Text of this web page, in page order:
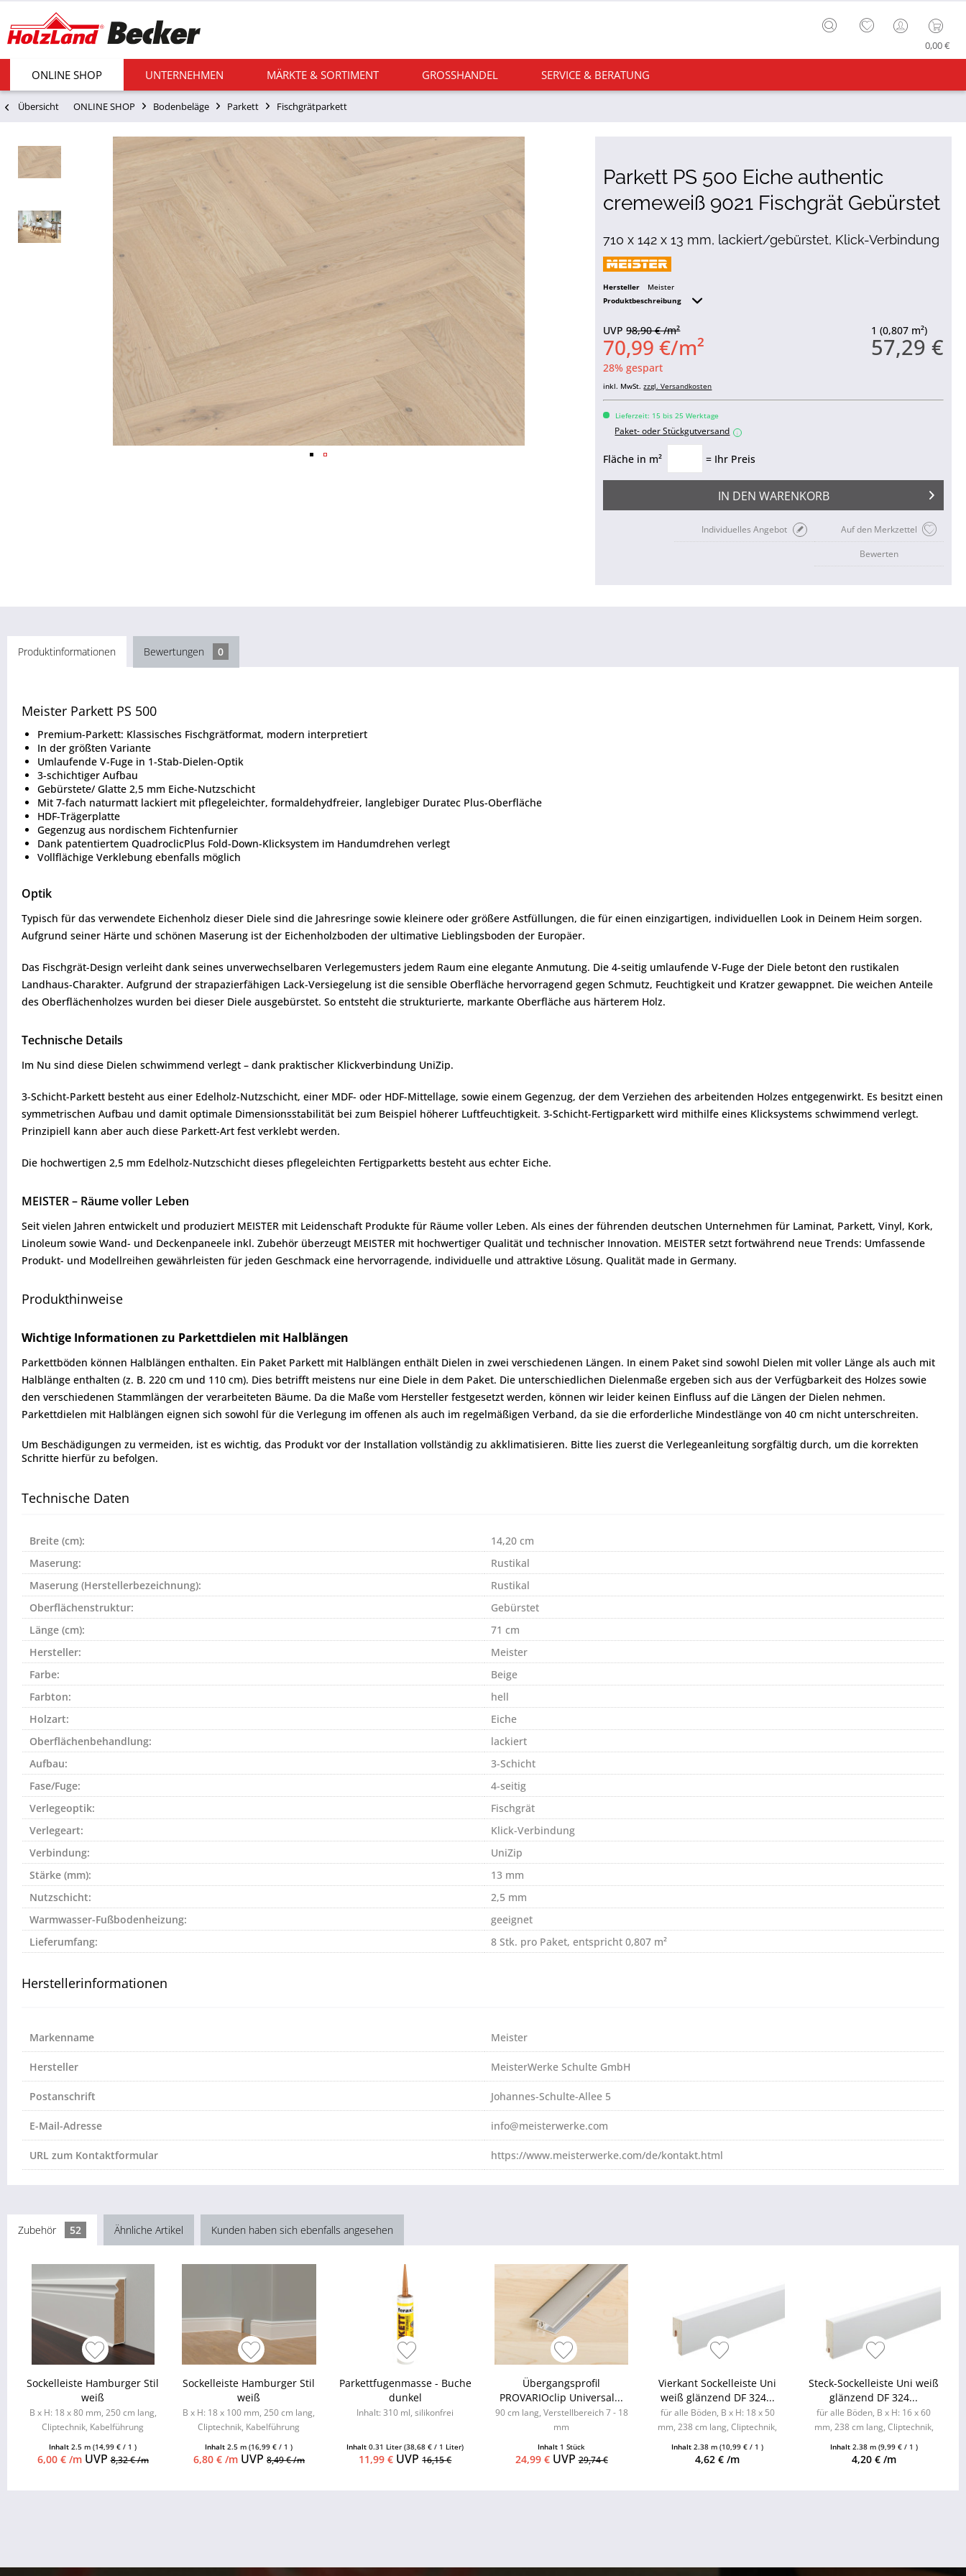
0,00 €
ONLINE SHOP UNTERNEHMEN MÄRKTE & SORTIMENT GROSSHANDEL SERVICE & BERATUNG
Übersicht ONLINE SHOP Bodenbeläge Parkett Fischgrätparkett
Parkett PS 500 Eiche authentic
cremeweiß 9021 Fischgrät Gebürstet
710 x 142 x 13 mm, lackiert/gebürstet, Klick-Verbindung
Hersteller
Meister
Produktbeschreibung
1 (0,807 m²)
57,29 €
UVP98,90 € /m²
70,99 €/m²
28% gespart
inkl. MwSt.zzgl. Versandkosten
Lieferzeit: 15 bis 25 Werktage
Paket- oder Stückgutversand i
Fläche in m² = Ihr Preis
IN DEN WARENKORB
Auf den Merkzettel
Individuelles Angebot
Bewerten
Produktinformationen Bewertungen 0
Meister Parkett PS 500
Premium-Parkett: Klassisches Fischgrätformat, modern interpretiert
In der größten Variante
Umlaufende V-Fuge in 1-Stab-Dielen-Optik
3-schichtiger Aufbau
Gebürstete/ Glatte 2,5 mm Eiche-Nutzschicht
Mit 7-fach naturmatt lackiert mit pflegeleichter, formaldehydfreier, langlebiger Duratec Plus-Oberfläche
HDF-Trägerplatte
Gegenzug aus nordischem Fichtenfurnier
Dank patentiertem QuadroclicPlus Fold-Down-Klicksystem im Handumdrehen verlegt
Vollflächige Verklebung ebenfalls möglich
Optik
Typisch für das verwendete Eichenholz dieser Diele sind die Jahresringe sowie kleinere oder größere Astfüllungen, die für einen einzigartigen, individuellen Look in Deinem Heim sorgen.
Aufgrund seiner Härte und schönen Maserung ist der Eichenholzboden der ultimative Lieblingsboden der Europäer.
Das Fischgrät-Design verleiht dank seines unverwechselbaren Verlegemusters jedem Raum eine elegante Anmutung. Die 4-seitig umlaufende V-Fuge der Diele betont den rustikalen
Landhaus-Charakter. Aufgrund der strapazierfähigen Lack-Versiegelung ist die sensible Oberfläche hervorragend gegen Schmutz, Feuchtigkeit und Kratzer gewappnet. Die weichen Anteile
des Oberflächenholzes wurden bei dieser Diele ausgebürstet. So entsteht die strukturierte, markante Oberfläche aus härterem Holz.
Technische Details
Im Nu sind diese Dielen schwimmend verlegt – dank praktischer Klickverbindung UniZip.
3-Schicht-Parkett besteht aus einer Edelholz-Nutzschicht, einer MDF- oder HDF-Mittellage, sowie einem Gegenzug, der dem Verziehen des arbeitenden Holzes entgegenwirkt. Es besitzt einen
symmetrischen Aufbau und damit optimale Dimensionsstabilität bei zum Beispiel höherer Luftfeuchtigkeit. 3-Schicht-Fertigparkett wird mithilfe eines Klicksystems schwimmend verlegt.
Prinzipiell kann aber auch diese Parkett-Art fest verklebt werden.
Die hochwertigen 2,5 mm Edelholz-Nutzschicht dieses pflegeleichten Fertigparketts besteht aus echter Eiche.
MEISTER – Räume voller Leben
Seit vielen Jahren entwickelt und produziert MEISTER mit Leidenschaft Produkte für Räume voller Leben. Als eines der führenden deutschen Unternehmen für Laminat, Parkett, Vinyl, Kork,
Linoleum sowie Wand- und Deckenpaneele inkl. Zubehör überzeugt MEISTER mit hochwertiger Qualität und technischer Innovation. MEISTER setzt fortwährend neue Trends: Umfassende
Produkt- und Modellreihen gewährleisten für jeden Geschmack eine hervorragende, individuelle und attraktive Lösung. Qualität made in Germany.
Produkthinweise
Wichtige Informationen zu Parkettdielen mit Halblängen
Parkettböden können Halblängen enthalten. Ein Paket Parkett mit Halblängen enthält Dielen in zwei verschiedenen Längen. In einem Paket sind sowohl Dielen mit voller Länge als auch mit
Halblänge enthalten (z. B. 220 cm und 110 cm). Dies betrifft meistens nur eine Diele in dem Paket. Die unterschiedlichen Dielenmaße ergeben sich aus der Verfügbarkeit des Holzes sowie
den verschiedenen Stammlängen der verarbeiteten Bäume. Da die Maße vom Hersteller festgesetzt werden, können wir leider keinen Einfluss auf die Längen der Dielen nehmen.
Parkettdielen mit Halblängen eignen sich sowohl für die Verlegung im offenen als auch im regelmäßigen Verband, da sie die erforderliche Mindestlänge von 40 cm nicht unterschreiten.
Um Beschädigungen zu vermeiden, ist es wichtig, das Produkt vor der Installation vollständig zu akklimatisieren. Bitte lies zuerst die Verlegeanleitung sorgfältig durch, um die korrekten
Schritte hierfür zu befolgen.
Technische Daten
Breite (cm):
14,20 cm
Maserung:
Rustikal
Maserung (Herstellerbezeichnung):
Rustikal
Oberflächenstruktur:
Gebürstet
Länge (cm):
71 cm
Hersteller:
Meister
Farbe:
Beige
Farbton:
hell
Holzart:
Eiche
Oberflächenbehandlung:
lackiert
Aufbau:
3-Schicht
Fase/Fuge:
4-seitig
Verlegeoptik:
Fischgrät
Verlegeart:
Klick-Verbindung
Verbindung:
UniZip
Stärke (mm):
13 mm
Nutzschicht:
2,5 mm
Warmwasser-Fußbodenheizung:
geeignet
Lieferumfang:
8 Stk. pro Paket, entspricht 0,807 m²
Herstellerinformationen
Markenname Meister
Hersteller MeisterWerke Schulte GmbH
Postanschrift Johannes-Schulte-Allee 5
E-Mail-Adresse info@meisterwerke.com
URL zum Kontaktformular https://www.meisterwerke.com/de/kontakt.html
Zubehör 52 Ähnliche Artikel Kunden haben sich ebenfalls angesehen
Sockelleiste Hamburger Stil
weiß
B x H: 18 x 80 mm, 250 cm lang,
Cliptechnik, Kabelführung
Zubehör...
Inhalt2.5 m(14,99 € / 1 )
6,00 € /mUVP8,32 € /m
Sockelleiste Hamburger Stil
weiß
B x H: 18 x 100 mm, 250 cm lang,
Cliptechnik, Kabelführung
Zubehör...
Inhalt2.5 m(16,99 € / 1 )
6,80 € /mUVP 8,49 € /m
Parkettfugenmasse - Buche
dunkel
Inhalt: 310 ml, silikonfrei
Inhalt0.31 Liter(38,68 € / 1 Liter)
11,99 € UVP16,15 €
Übergangsprofil
PROVARIOclip Universal...
90 cm lang, Verstellbereich 7 - 18
mm
Inhalt 1 Stück
24,99 €UVP29,74 €
Vierkant Sockelleiste Uni
weiß glänzend DF 324...
für alle Böden, B x H: 18 x 50
mm, 238 cm lang, Cliptechnik,
erhältlich
Inhalt2.38 m(10,99 € / 1 )
4,62 € /m
Steck-Sockelleiste Uni weiß
glänzend DF 324...
für alle Böden, B x H: 16 x 60
mm, 238 cm lang, Cliptechnik,
erhältlich
Inhalt 2.38 m (9,99 € / 1 )
4,20 € /m